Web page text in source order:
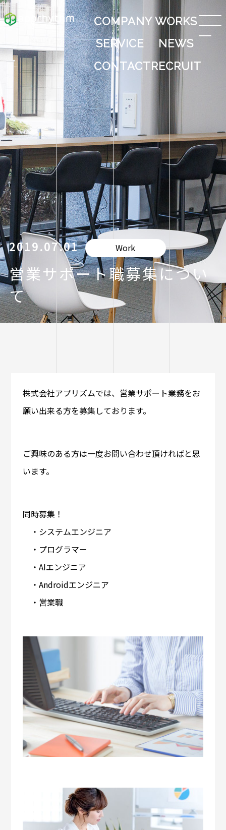
COMPANYWORKS
SERVICE
NEWS
CONTACTRECRUIT
2019.07.01 Work
営業サポート職募集につい
て
株式会社アプリズムでは、営業サポート業務をお
願い出来る方を募集しております。
ご興味のある方は一度お問い合わせ頂ければと思
います。
同時募集！
・システムエンジニア
・プログラマー
・AIエンジニア
・Androidエンジニア
・営業職